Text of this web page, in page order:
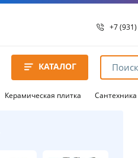
+7
8 8172
8 8172
КАТАЛОГ
Керамическая плитка Сантехника